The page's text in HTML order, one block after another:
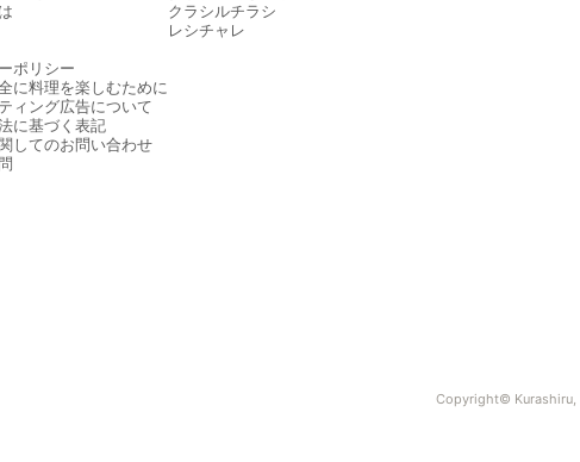
ポリシー
に料理を楽しむために
ィング広告について
に基づく表記
してのお問い合わせ
クラシルチラシ
レシチャレ
Copyright© Kurashiru,